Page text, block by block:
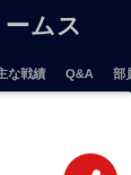
ムス
な戦績 Q&A 部